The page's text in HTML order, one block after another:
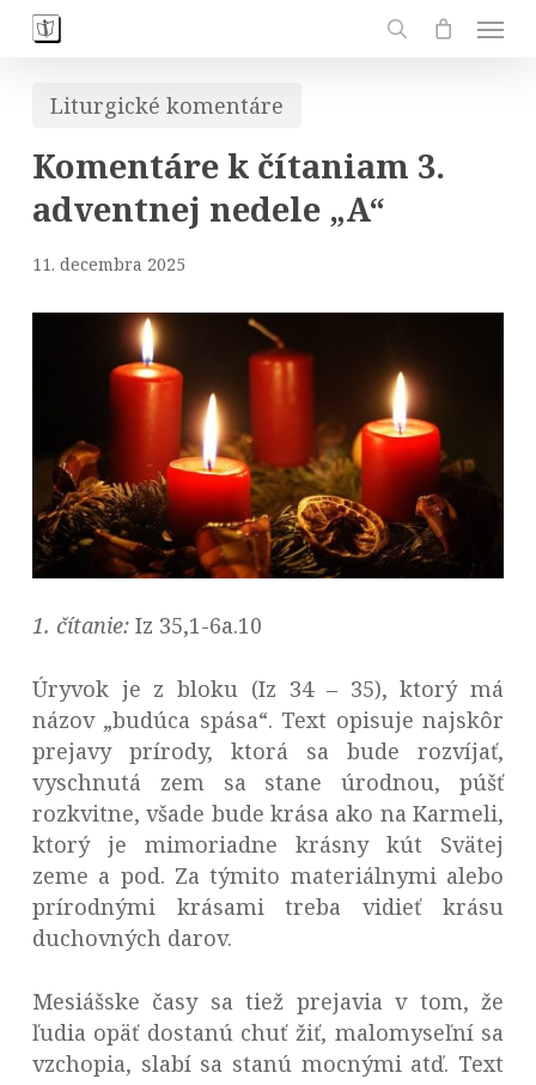
Skip
contentLiturgické komentáre
Komentáre k čítaniam 3.
adventnej nedele „A“
11. decembra 2025
1. čítanie: Iz 35,1-6a.10
Úryvok je z bloku (Iz 34 – 35), ktorý má
názov „budúca spása“. Text opisuje najskôr
prejavy prírody, ktorá sa bude rozvíjať,
vyschnutá zem sa stane úrodnou, púšť
rozkvitne, všade bude krása ako na Karmeli,
ktorý je mimoriadne krásny kút Svätej
zeme a pod. Za týmito materiálnymi alebo
prírodnými krásami treba vidieť krásu
duchovných darov.
Mesiášske časy sa tiež prejavia v tom, že
ľudia opäť dostanú chuť žiť, malomyseľní sa
vzchopia, slabí sa stanú mocnými atď. Text